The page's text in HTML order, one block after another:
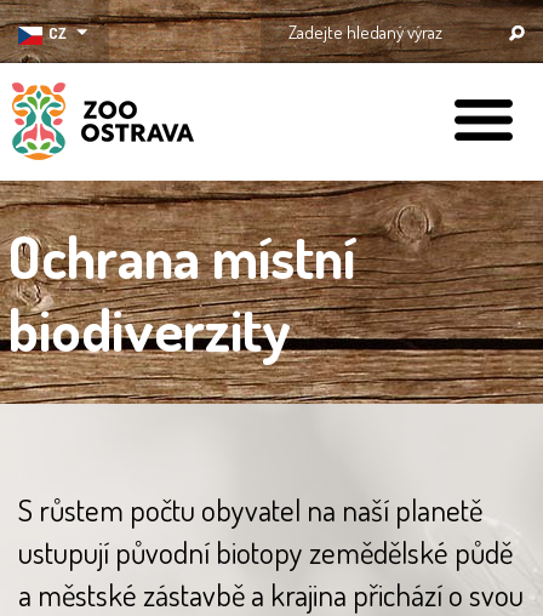
CZ
ZOO Ostrava
Ochrana místní
biodiverzity
S růstem počtu obyvatel na naší planetě
ustupují původní biotopy zemědělské půdě
a městské zástavbě a krajina přichází o svou